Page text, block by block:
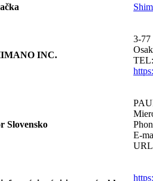
INC.
3-77
Slovensko
E-